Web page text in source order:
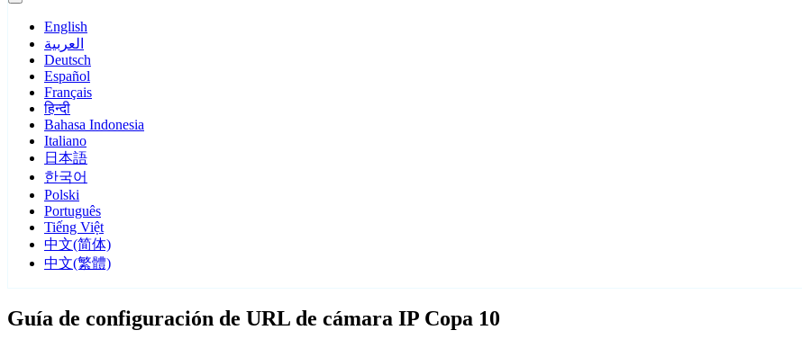
English
العربية
Deutsch
Español
Français
हिन्दी
Bahasa Indonesia
Italiano
日本語
한국어
Polski
Português
Tiếng Việt
中文(简体)
中文(繁體)
Guía de configuración de URL de cámara IP Copa 10